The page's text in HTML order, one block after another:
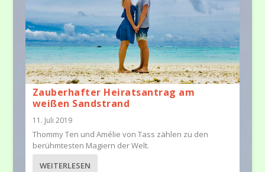
Zauberhafter Heiratsantrag am
weißen Sandstrand
11. Juli 2019
Thommy Ten und Amélie von Tass zählen zu den
berühmtesten Magiern der Welt.
WEITERLESEN